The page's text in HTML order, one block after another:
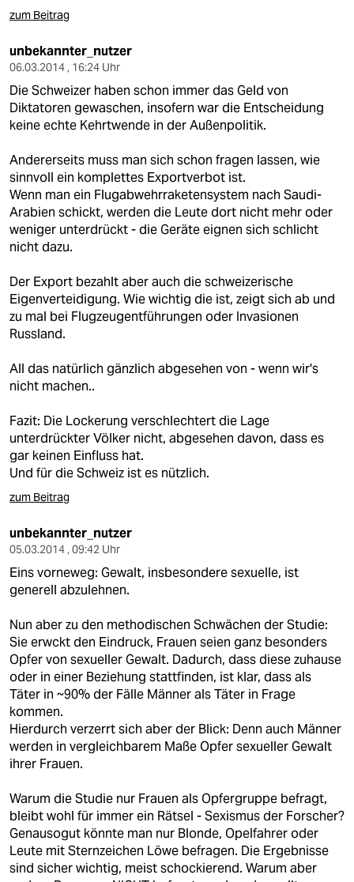
zum Beitrag
unbekannter_nutzer
06.03.2014 , 16:24 Uhr
Die Schweizer haben schon immer das Geld von
Diktatoren gewaschen, insofern war die Entscheidung
keine echte Kehrtwende in der Außenpolitik.
Andererseits muss man sich schon fragen lassen, wie
sinnvoll ein komplettes Exportverbot ist.
Wenn man ein Flugabwehrraketensystem nach Saudi-
Arabien schickt, werden die Leute dort nicht mehr oder
weniger unterdrückt - die Geräte eignen sich schlicht
nicht dazu.
Der Export bezahlt aber auch die schweizerische
Eigenverteidigung. Wie wichtig die ist, zeigt sich ab und
zu mal bei Flugzeugentführungen oder Invasionen
Russland.
All das natürlich gänzlich abgesehen von - wenn wir's
nicht machen..
Fazit: Die Lockerung verschlechtert die Lage
unterdrückter Völker nicht, abgesehen davon, dass es
gar keinen Einfluss hat.
Und für die Schweiz ist es nützlich.
zum Beitrag
unbekannter_nutzer
05.03.2014 , 09:42 Uhr
Eins vorneweg: Gewalt, insbesondere sexuelle, ist
generell abzulehnen.
Nun aber zu den methodischen Schwächen der Studie:
Sie erwckt den Eindruck, Frauen seien ganz besonders
Opfer von sexueller Gewalt. Dadurch, dass diese zuhause
oder in einer Beziehung stattfinden, ist klar, dass als
Täter in ~90% der Fälle Männer als Täter in Frage
kommen.
Hierdurch verzerrt sich aber der Blick: Denn auch Männer
werden in vergleichbarem Maße Opfer sexueller Gewalt
ihrer Frauen.
Warum die Studie nur Frauen als Opfergruppe befragt,
bleibt wohl für immer ein Rätsel - Sexismus der Forscher?
Genausogut könnte man nur Blonde, Opelfahrer oder
Leute mit Sternzeichen Löwe befragen. Die Ergebnisse
sind sicher wichtig, meist schockierend. Warum aber